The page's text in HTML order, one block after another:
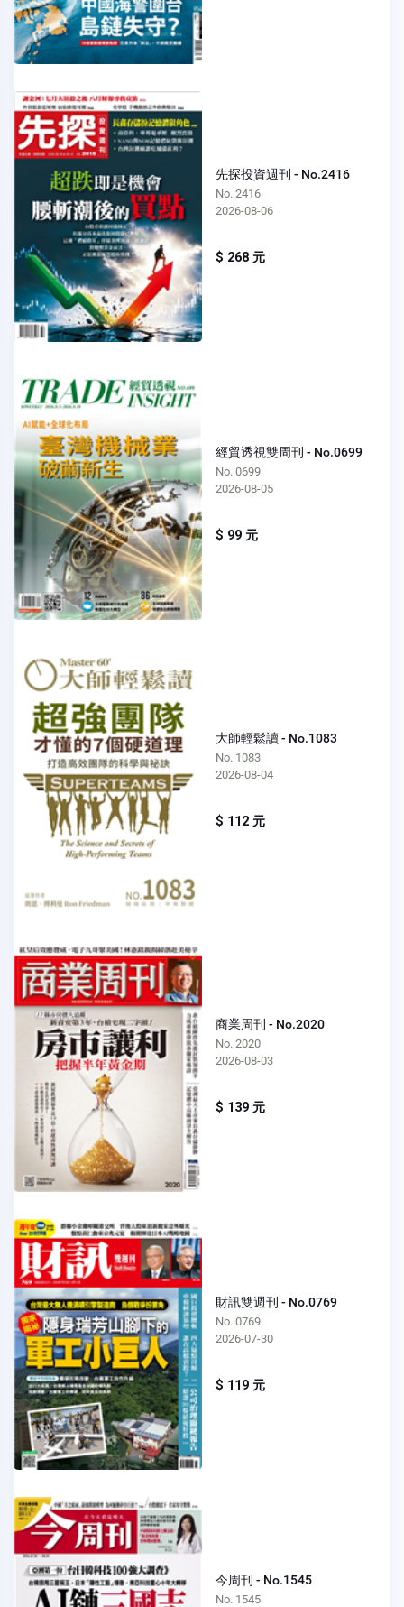
先探投資週刊 - No.2416
No. 2416
2026-08-06
$ 268 元
經貿透視雙周刊 - No.0699
No. 0699
2026-08-05
$ 99 元
大師輕鬆讀 - No.1083
No. 1083
2026-08-04
$ 112 元
商業周刊 - No.2020
No. 2020
2026-08-03
$ 139 元
財訊雙週刊 - No.0769
No. 0769
2026-07-30
$ 119 元
今周刊 - No.1545
No. 1545